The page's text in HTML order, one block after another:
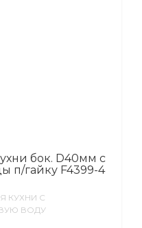
бок. D40мм с
п/гайку F4399-4
КУХНИ С
ВОДУ